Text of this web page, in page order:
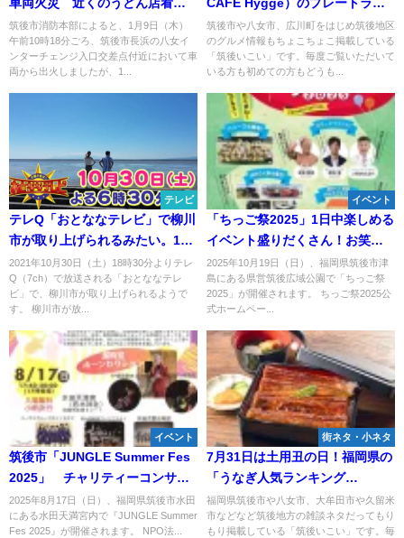
に接触後出火か
筑後市消防本部によると、1月9日（木）
午前10時18分ごろ、筑後市長浜の八女イ
ンターチェンジ入口交差点付近において車
両から出火しましたが、1...
チとデザート（八女市）
筑後市や八女市、広川町をはじめ筑後地区
のグルメ情報もちょこちょこ掲載している
「筑後いこい」です。毎度ご覧いただいて
いる方も初めての方もどうも...
テレビ
テレQ「おとななテレビ」で柳川
市が取り上げられるみたい。10
月30日放送
2021年10月30日（土）18時30分よりテレ
Q（7ch）で放送される「おとななテレ
ビ」で、柳川市が取り上げられるようで
す。 柳川市が放...
イベント
「ちっご祭2025」1日中楽しめる
イベント盛りだくさん！お笑い
やダンス、音楽にグルメなど
2025年10月19日（日）、福岡県筑後市津
島にある県営筑後広域公園で「ちっご祭
2025」が開催されます。 ちっご祭2025公
式ホームペー...
イベント
筑後市「JUNGLE Summer Fes
2025」 チャリティーコンサー
トなど開催！タイのグルメも楽
しめる
2025年8月17日（日）、福岡県筑後市水田
にある水田天満宮内で『JUNGLE Summer
Fes 2025』が開催されます。 NPO法...
街ネタ・小ネタ
7月31日は土用丑の日！福岡県の
「うなぎ人気ランキング
TOP20」に筑後地方のお店がい
っぱいランクイン（2025年7月）
福岡県筑後市や八女市、大牟田市や久留米
市などなど筑後地方の雑談ネタだってもり
もり掲載している「筑後いこい」です。毎